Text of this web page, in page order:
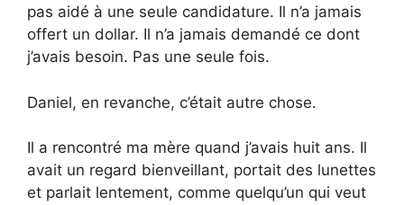
pas aidé à une seule candidature. Il n’a jamais
offert un dollar. Il n’a jamais demandé ce dont
j’avais besoin. Pas une seule fois.
Daniel, en revanche, c’était autre chose.
Il a rencontré ma mère quand j’avais huit ans. Il
avait un regard bienveillant, portait des lunettes
et parlait lentement, comme quelqu’un qui veut